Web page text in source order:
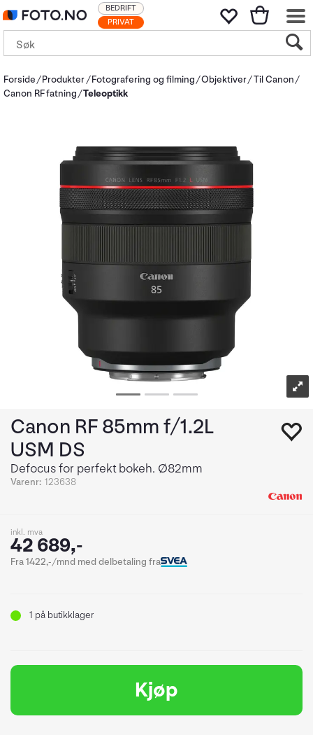
PRIVAT
BEDRIFT
Forside Produkter Fotografering og filming Objektiver Til Canon
Canon RF fatning
Teleoptikk
Canon RF 85mm f/1.2L
USM DS
Defocus for perfekt bokeh. Ø82mm
Varenr: 123638
inkl. mva
42 689,-
Fra 1422,-/mnd med delbetaling fra
1 på butikklager
Kjøp